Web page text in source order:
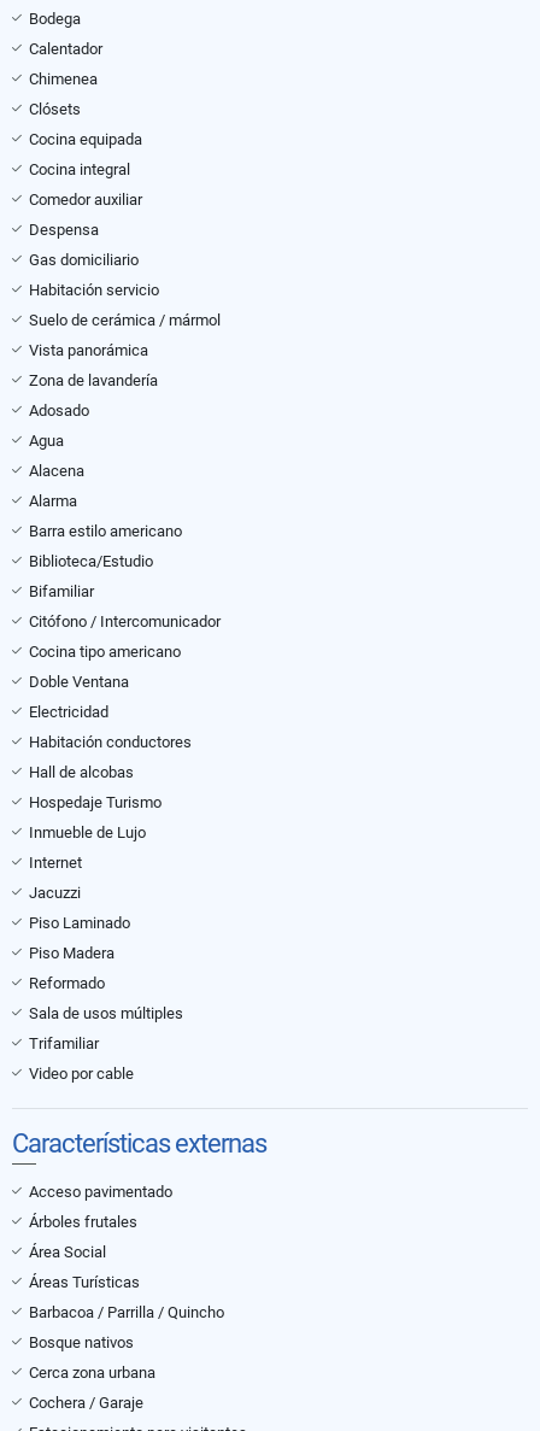
Bodega
Calentador
Chimenea
Clósets
Cocina equipada
Cocina integral
Comedor auxiliar
Despensa
Gas domiciliario
Habitación servicio
Suelo de cerámica / mármol
Vista panorámica
Zona de lavandería
Adosado
Agua
Alacena
Alarma
Barra estilo americano
Biblioteca/Estudio
Bifamiliar
Citófono / Intercomunicador
Cocina tipo americano
Doble Ventana
Electricidad
Habitación conductores
Hall de alcobas
Hospedaje Turismo
Inmueble de Lujo
Internet
Jacuzzi
Piso Laminado
Piso Madera
Reformado
Sala de usos múltiples
Trifamiliar
Video por cable
Características externas
Acceso pavimentado
Árboles frutales
Área Social
Áreas Turísticas
Barbacoa / Parrilla / Quincho
Bosque nativos
Cerca zona urbana
Cochera / Garaje